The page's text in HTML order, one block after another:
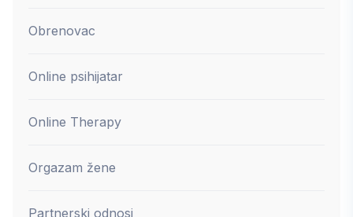
Obrenovac
Online psihijatar
Online Therapy
Orgazam žene
Partnerski odnosi